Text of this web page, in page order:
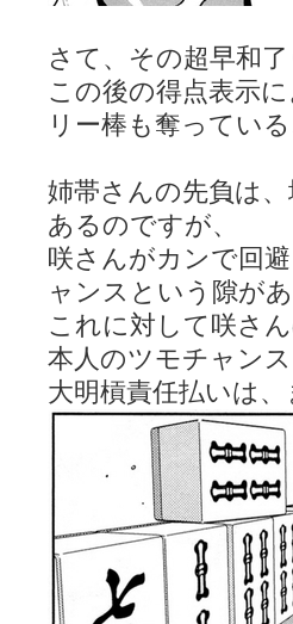
さて、その超早和
この後の得点表示
リー棒も奪ってい
姉帯さんの先負は
あるのですが、
咲さんがカンで回
ャンスという隙があ
これに対して咲さ
本人のツモチャン
大明槓責任払いは